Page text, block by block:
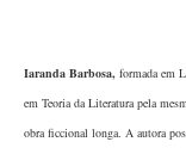
Iaranda Barbosa, formada em
em Teoria da Literatura pela
obra ficcional longa. A autora